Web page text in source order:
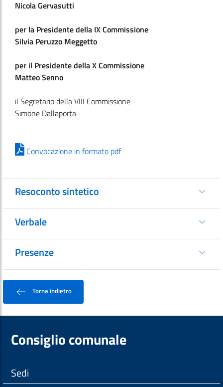
Nicola Gervasutti
per la Presidente della IX Commissione
Silvia Peruzzo Meggetto
per il Presidente della X Commissione
Matteo Senno
il Segretario della VIII Commissione
Simone Dallaporta
Convocazione in formato pdf
Resoconto sintetico
Verbale
Presenze
Torna indietro
Consiglio comunale
Sedi